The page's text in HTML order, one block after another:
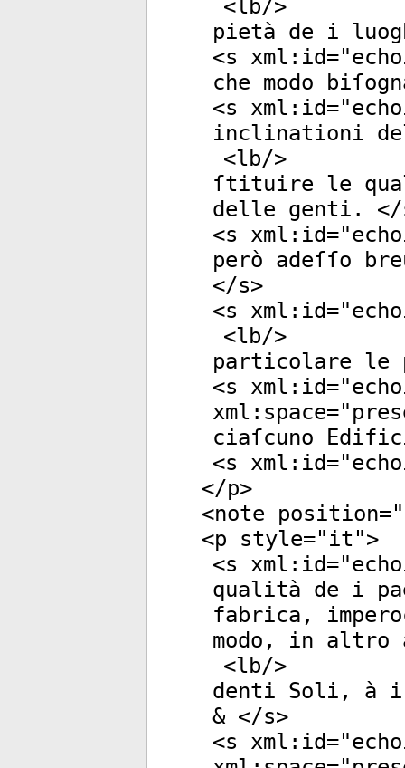
<lb/>
pietà de i
<s xml:id="
che modo
<s xml:id="
inclinationi
<lb/>
ſtituire le
delle genti. </
<s xml:id="
però adeſſo
</s>
<s xml:id="
<lb/>
particolare le
<s xml:id="
xml:space="
ciaſcuno
<s xml:id="
</p>
<note position="
<p style="it">
<s xml:id="
qualità de i
fabrica,
modo, in
<lb/>
denti Soli, à i
& </s>
<s xml:id="